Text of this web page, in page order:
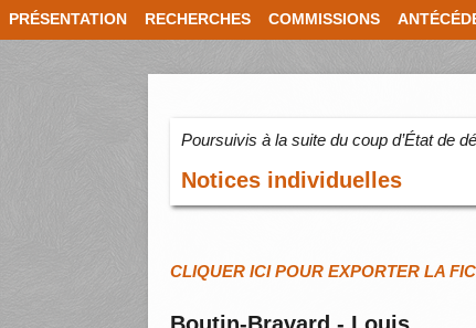
PRÉSENTATION RECHERCHES COMMISSIONS
Poursuivis à la suite du coup d’État de
Notices individuelles
CLIQUER ICI POUR EXPORTER LA